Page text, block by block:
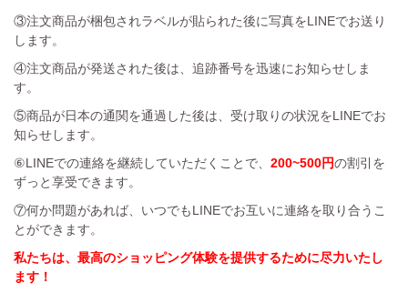
③注文商品が梱包されラベルが貼られた後に写真をLINEでお送り
します。
④注文商品が発送された後は、追跡番号を迅速にお知らせしま
す。
⑤商品が日本の通関を通過した後は、受け取りの状況をLINEでお
知らせします。
⑥LINEでの連絡を継続していただくことで、 200~500円の割引を
ずっと享受できます。
⑦何か問題があれば、いつでもLINEでお互いに連絡を取り合うこ
とができます。
私たちは、最高のショッピング体験を提供するために尽力いたし
ます！